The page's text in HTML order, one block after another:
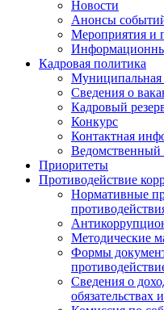
Новости
Анонсы
Мероприятия и
Кадровая политика
Муниципальная
Сведения о
Кадровый
Конкурс
Контактная
Ведомственный
Приоритеты
Противодействие
Нормативные
Методические
Формы
Сведения о
обязательствах